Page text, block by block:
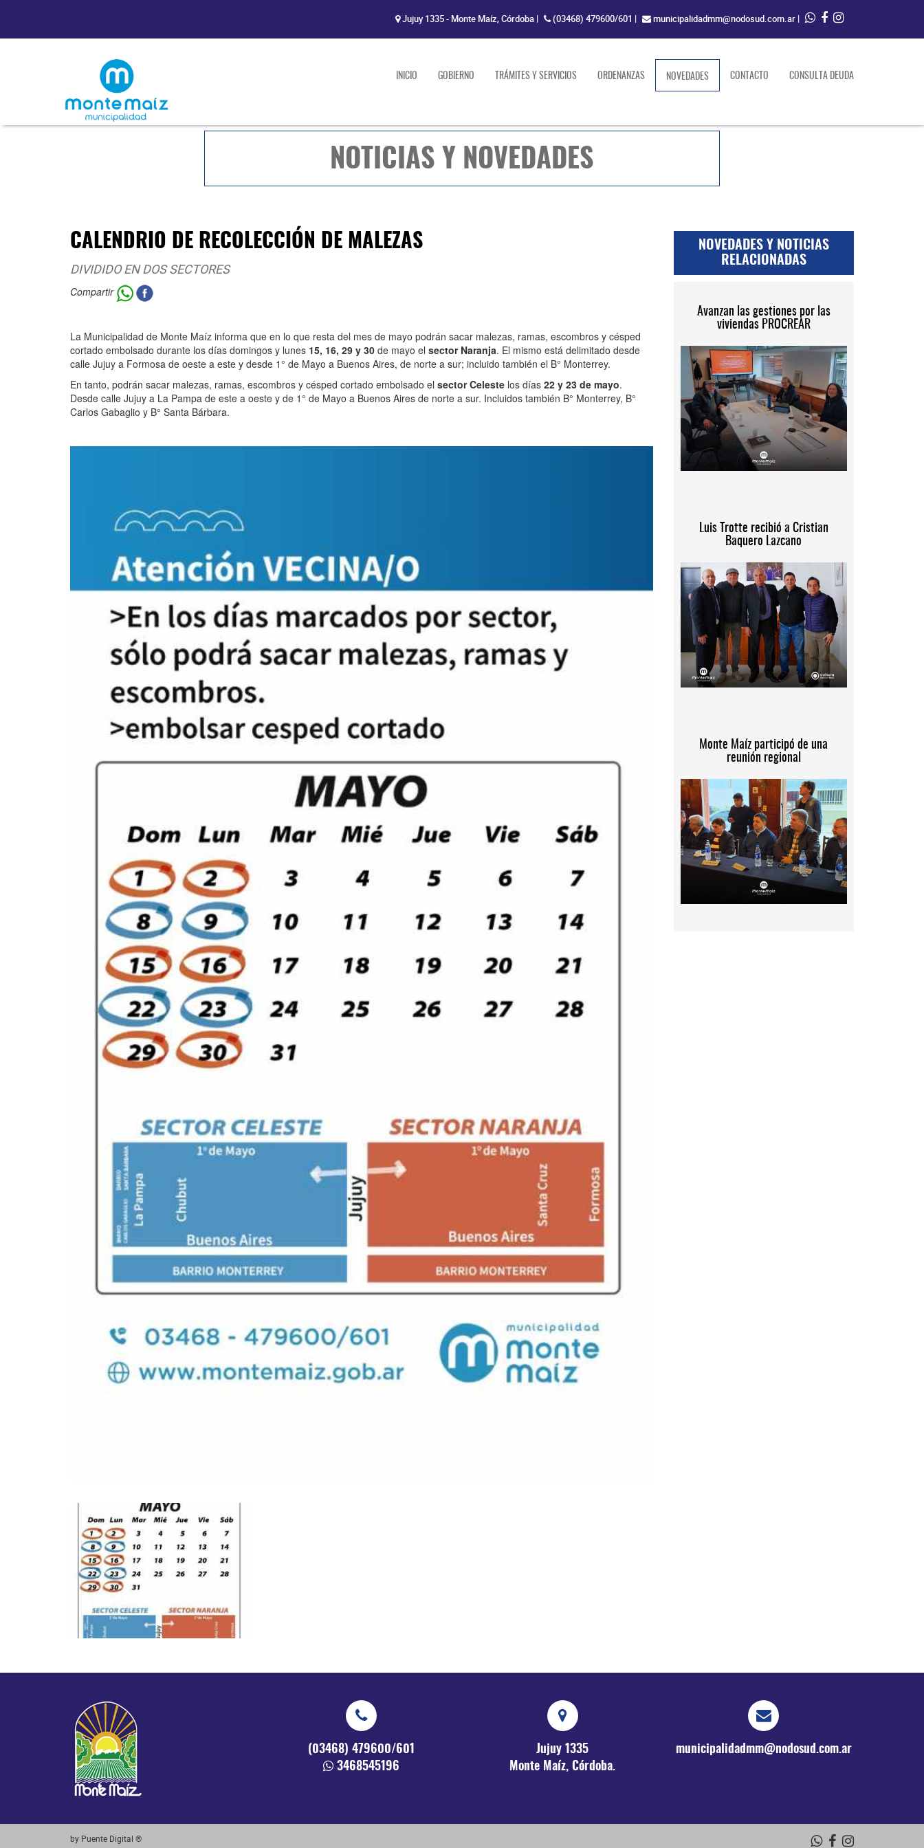
Jujuy 1335 - Monte Maíz, Córdoba | (03468) 479600/601 | municipalidadmm@nodosud.com.ar |
INICIO GOBIERNO TRÁMITES Y SERVICIOS ORDENANZAS NOVEDADES(current)CONTACTO CONSULTA DEUDA
NOTICIAS Y NOVEDADES
CALENDRIO DE RECOLECCIÓN DE MALEZAS
DIVIDIDO EN DOS SECTORES
Compartir
La Municipalidad de Monte Maíz informa que en lo que resta del mes de mayo podrán sacar malezas, ramas, escombros y césped
cortado embolsado durante los días domingos y lunes 15, 16, 29 y 30 de mayo el sector Naranja. El mismo está delimitado desde
calle Jujuy a Formosa de oeste a este y desde 1° de Mayo a Buenos Aires, de norte a sur; incluido también el B° Monterrey.
En tanto, podrán sacar malezas, ramas, escombros y césped cortado embolsado el sector Celeste los días 22 y 23 de mayo.
Desde calle Jujuy a La Pampa de este a oeste y de 1° de Mayo a Buenos Aires de norte a sur. Incluidos también B° Monterrey, B°
Carlos Gabaglio y B° Santa Bárbara.
NOVEDADES Y NOTICIAS
RELACIONADAS
Avanzan las gestiones por las
viviendas PROCREAR
Luis Trotte recibió a Cristian
Baquero Lazcano
Monte Maíz participó de una
reunión regional
(03468) 479600/601
3468545196
Jujuy 1335
Monte Maíz, Córdoba.
municipalidadmm@nodosud.com.ar
by Puente Digital ®